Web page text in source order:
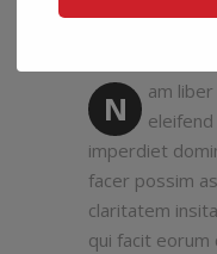
qui blandit
N
am
imperdiet
facer possim
claritatem
qui facit